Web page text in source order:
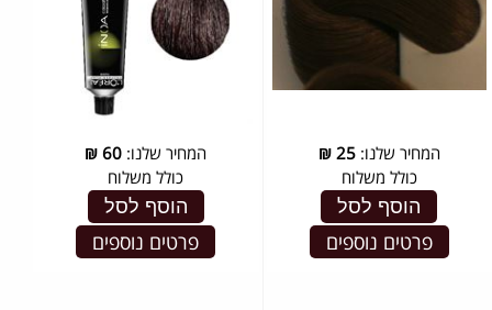
המחיר שלנו:25
₪
כולל משלוח
הוסף לסל
פרטים נוספים
המחיר שלנו: 60
₪
כולל משלוח
הוסף לסל
פרטים נוספים